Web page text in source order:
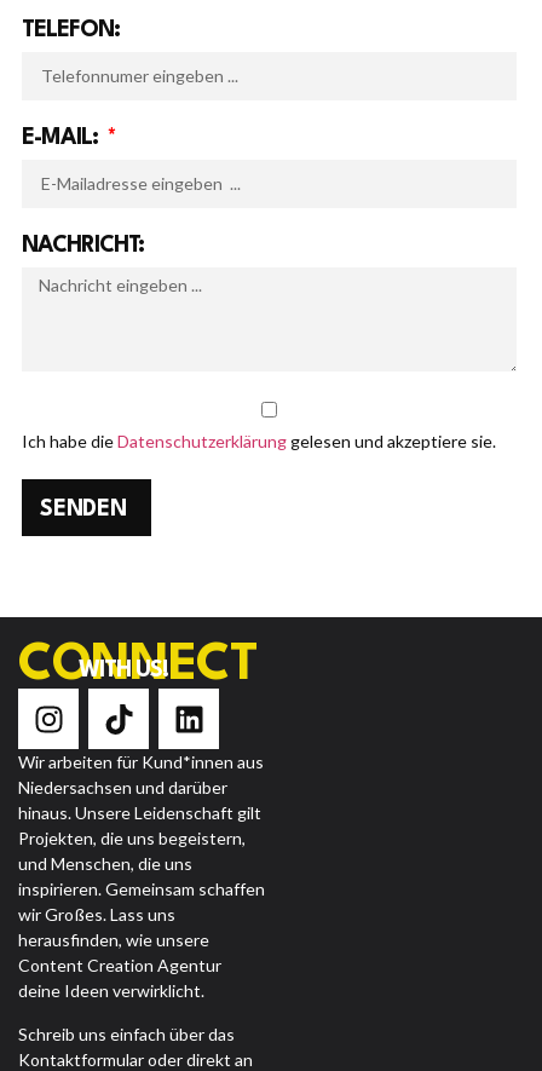
TELEFON:
E-MAIL:
NACHRICHT:
Ich habe dieDatenschutzerklärunggelesen und akzeptiere sie.
SENDEN
CONNECT
WITH US!
Wir arbeiten für Kund*innen aus
Niedersachsen und darüber
hinaus.Unsere Leidenschaft gilt
Projekten, die uns begeistern,
und Menschen, die uns
inspirieren.Gemeinsam schaffen
wir Großes. Lass uns
herausfinden, wie unsere
Content Creation Agentur
deine Ideen verwirklicht.
Schreib uns einfach über das
Kontaktformularoder direkt an